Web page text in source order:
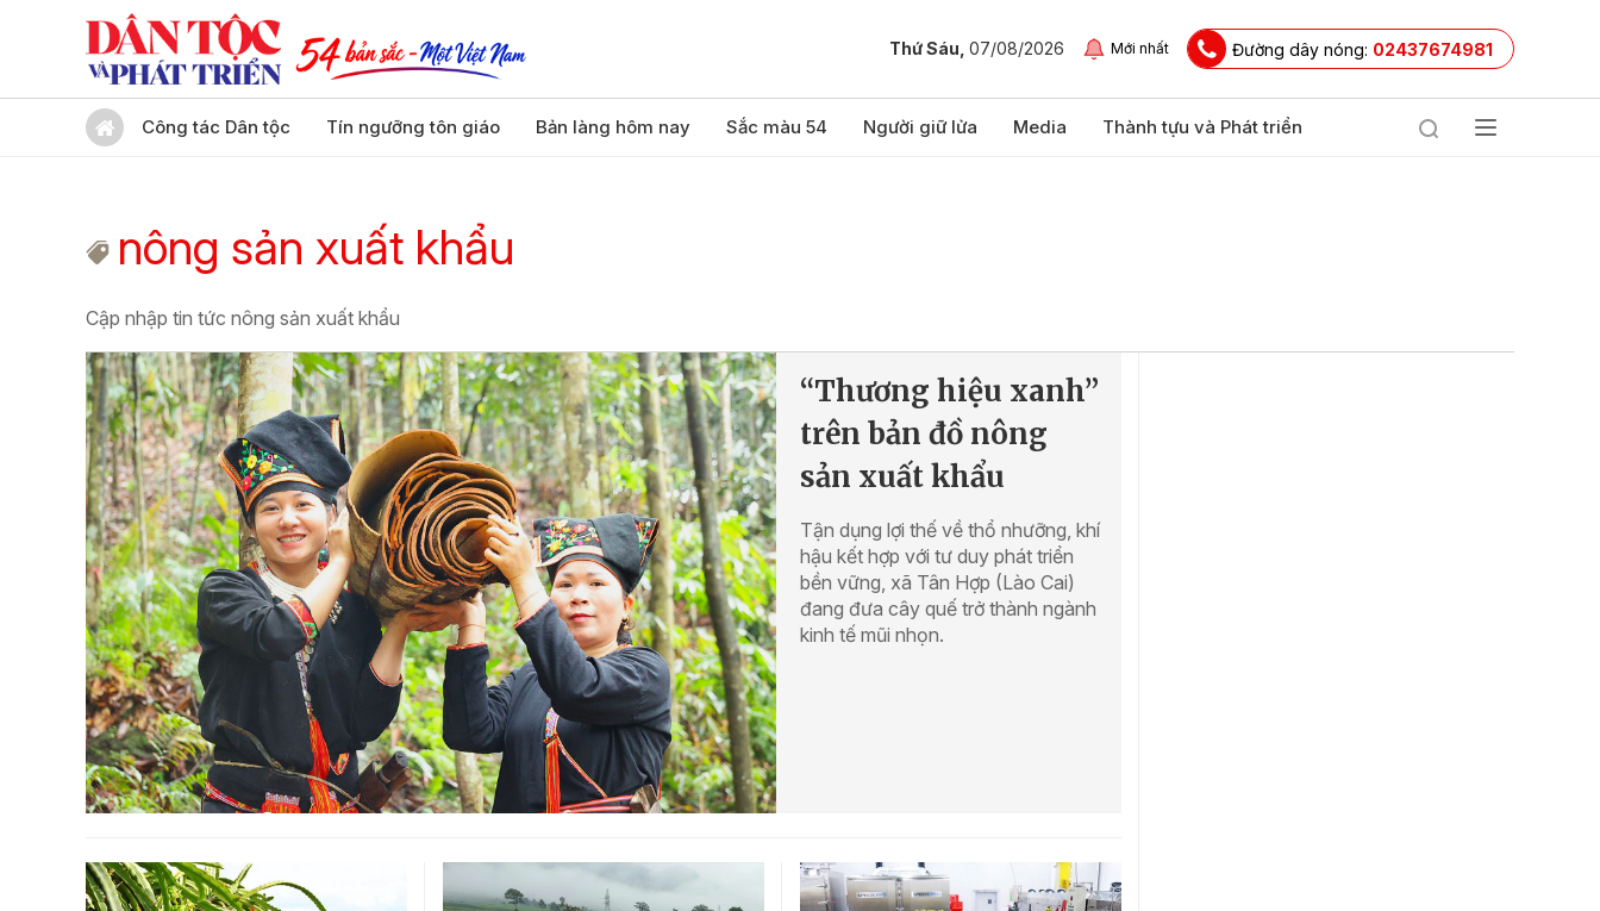
Thứ Sáu, 07/08/2026 Mới nhất Đường dây nóng: 02437674981
Công tác Dân tộc Tín ngưỡng tôn giáo Bản làng hôm nay Sắc màu 54 Người giữ lửa Media Thành tựu và Phát triển
nông sản xuất khẩu
Cập nhập tin tức nông sản xuất khẩu
“Thương hiệu xanh”
trên bản đồ nông
sản xuất khẩu
Tận dụng lợi thế về thổ nhưỡng, khí
hậu kết hợp với tư duy phát triển
bền vững, xã Tân Hợp (Lào Cai)
đang đưa cây quế trở thành ngành
kinh tế mũi nhọn.